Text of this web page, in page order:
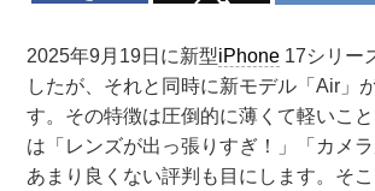
2025年9月19日に新型iPhone 17シリー
したが、それと同時に新モデル「Air」
す。その特徴は圧倒的に薄くて軽いこ
は「レンズが出っ張りすぎ！」「カメラ
あまり良くない評判も目にします。そ